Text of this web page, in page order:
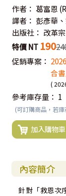
作者： 葛富恩
譯者： 彭彥華
出版社： 改革
特價 NT 190
促銷專案：
合
(
參考庫存量： 1
(可訂購商品，若
加入購物車
內容簡介
針對「救恩次